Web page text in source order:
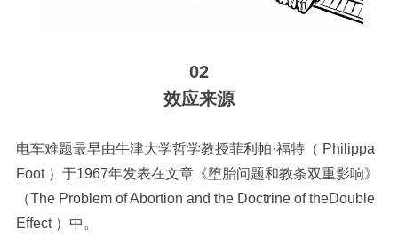
02
效应来源
电车难题最早由牛津大学哲学教授菲利帕·福特（ Philippa
Foot ）于1967年发表在文章《堕胎问题和教条双重影响》
（The Problem of Abortion and the Doctrine of theDouble
Effect ）中。